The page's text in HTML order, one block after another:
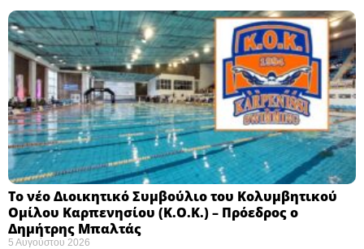
Το νέο Διοικητικό Συμβούλιο του Κολυμβητικού
Ομίλου Καρπενησίου (Κ.Ο.Κ.) – Πρόεδρος ο
Δημήτρης Μπαλτάς
5 Αυγούστου 2026